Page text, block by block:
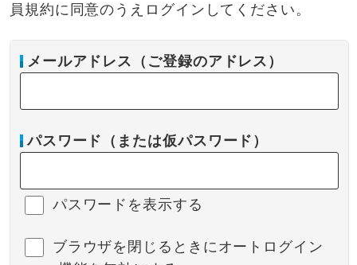
員規約に同意のうえログインしてください。
メールアドレス（ご登録のアドレス）
パスワード（または仮パスワード）
パスワードを表示する
ブラウザを閉じるときにオートログイン